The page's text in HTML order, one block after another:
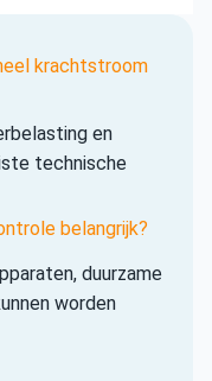
krachtstroom
en
technische
belangrijk?
duurzame
worden